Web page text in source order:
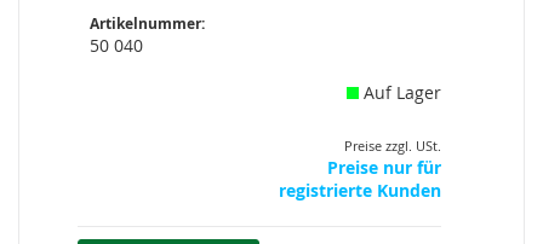
Artikelnummer:
50 040
Auf Lager
Preise zzgl. USt.
Preise nur für
registrierte Kunden